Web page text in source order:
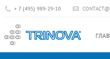
+ 7 (495) 989-29-10